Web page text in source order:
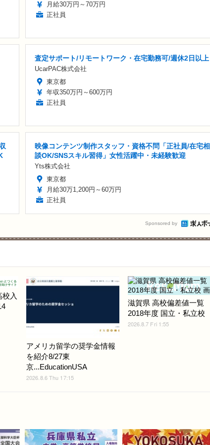
月給30万円～70万円
正社員
査定サポート/リモートワーク・在宅勤務可/週休2日以上
UcarPAC株式会社
東京都
年収350万円～600万円
正社員
映像コンテンツ制作スタッフ・資格不問「正社員/在宅相
談OK/SNSスキル習得」女性活躍中・未経験歓迎
Yts株式会社
東京都
月給30万1,200円～60万円
正社員
Sponsored by
入
アメリカ留学の奨学金情報
を紹介8/27東
京...EducationUSA
2026.8.6 Thu 17:15
滋賀県 高校偏差値一覧
2018年度 国立・私立校
2026.8.7 Fri 1:55